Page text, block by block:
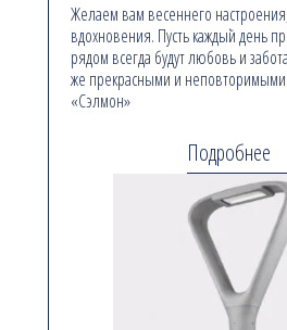
Желаем вам весеннего
вдохновения. Пусть каждый день
рядом всегда будут любовь и
же прекрасными и
«Сэлмон»
Подробнее